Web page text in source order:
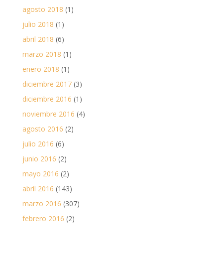
agosto 2018 (1)
julio 2018 (1)
abril 2018 (6)
marzo 2018 (1)
enero 2018 (1)
diciembre 2017(3)
diciembre 2016 (1)
noviembre 2016 (4)
agosto 2016 (2)
julio 2016 (6)
junio 2016 (2)
mayo 2016 (2)
abril 2016 (143)
marzo 2016 (307)
febrero 2016 (2)